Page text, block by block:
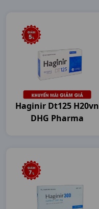
Haginir Dt125 H20vn
DHG Pharma